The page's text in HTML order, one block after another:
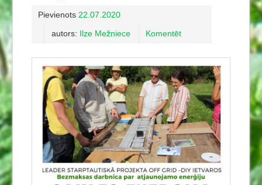
Pievienots 22.07.2020
autors: Ilze Mežniece Komentēt